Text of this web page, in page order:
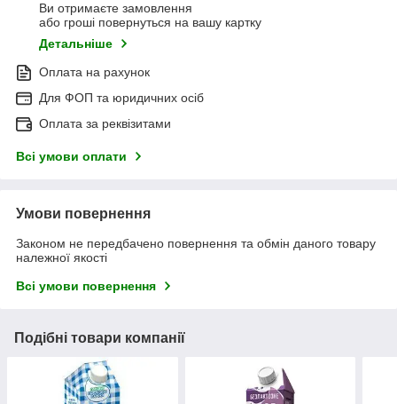
Ви отримаєте замовлення
або гроші повернуться на вашу картку
Детальніше
Оплата на рахунок
Для ФОП та юридичних осіб
Оплата за реквізитами
Всі умови оплати
Умови повернення
Законом не передбачено повернення та обмін даного товару
належної якості
Всі умови повернення
Подібні товари компанії